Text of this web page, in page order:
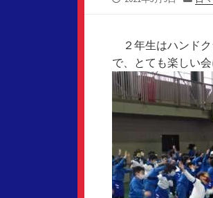
リ
ー
２年生はハンドク
で、とても楽しい